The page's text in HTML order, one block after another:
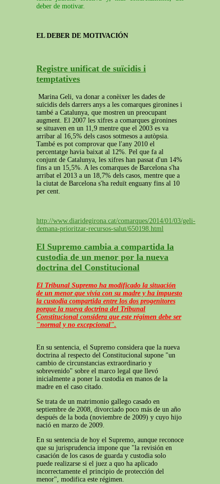
deber de motivar.
EL DEBER DE MOTIVACIÓN
Registre unificat de suïcidis i
temptatives
Marina Geli, va donar a conèixer les dades de
suïcidis dels darrers anys a les comarques gironines i
també a Catalunya, que mostren un preocupant
augment. El 2007 les xifres a comarques gironines
se situaven en un 11,9 mentre que el 2003 es va
arribar al 16,5% dels casos sotmesos a autòpsia.
També es pot comprovar que l'any 2010 el
percentatge havia baixat al 12%. Pel que fa al
conjunt de Catalunya, les xifres han passat d'un 14%
fins a un 15,5%. A les comarques de Barcelona s'ha
arribat el 2013 a un 18,7% dels casos, mentre que a
la ciutat de Barcelona s'ha reduït enguany fins al 10
per cent.
http://www.diaridegirona.cat/comarques/2014/01/03/geli-
demana-prioritzar-recursos-salut/650198.html
El Supremo cambia a compartida la
custodia de un menor por la nueva
doctrina del Constitucional
El Tribunal Supremo ha modificado la situación
de un menor que vivía con su madre y ha impuesto
la custodia compartida entre los dos progenitores
porque la nueva doctrina del Tribunal
Constitucional considera que este régimen debe ser
"normal y no excepcional".
En su sentencia, el Supremo considera que la nueva
doctrina al respecto del Constitucional supone "un
cambio de circunstancias extraordinario y
sobrevenido" sobre el marco legal que llevó
inicialmente a poner la custodia en manos de la
madre en el caso citado.
Se trata de un matrimonio gallego casado en
septiembre de 2008, divorciado poco más de un año
después de la boda (noviembre de 2009) y cuyo hijo
nació en marzo de 2009.
En su sentencia de hoy el Supremo, aunque reconoce
que su jurisprudencia impone que "la revisión en
casación de los casos de guarda y custodia solo
puede realizarse si el juez a quo ha aplicado
incorrectamente el principio de protección del
menor", modifica este régimen.